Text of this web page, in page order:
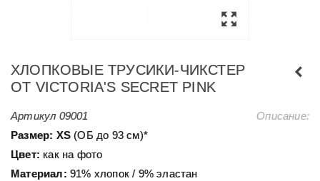
ХЛОПКОВЫЕ ТРУСИКИ-ЧИКСТЕР
ОТ VICTORIA'S SECRET PINK
Артикул 09001
Описание:
Размер: ХS (ОБ до 93 см)*
Цвет: как на фото
Материал: 91% хлопок / 9% эластан